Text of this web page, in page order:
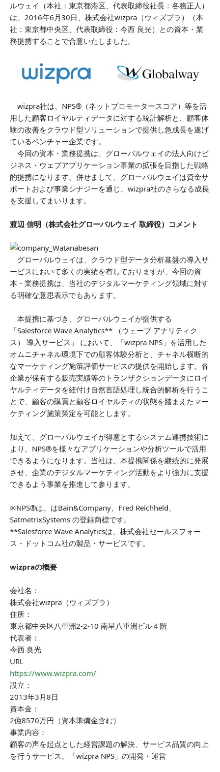
ルウェイ（本社：東京都港区、代表取締役社長：各務正人）
は、2016年6月30日、株式会社wizpra（ウィズプラ）（本
社：東京都中央区、代表取締役：今西 良光）との資本・業
務提携することで合意いたしました。
wizpra社は、NPS®（ネットプロモータースコア）等を活
用した顧客ロイヤルティデータに対する統計解析と、顧客体
験の改善をクラウド型ソリューションで提供し急成長を遂げ
ているベンチャー企業です。
今回の資本・業務提携は、グローバルウェイの法人向けビ
ジネス・ウェブアプリケーション事業の拡張を目指した戦略
的提携になります。併せまして、グローバルウェイは資金サ
ポートおよび事業シナジーを通じ、wizpra社のさらなる成長
を支援してまいります。
渡辺 信明（株式会社グローバルウェイ 取締役）コメント
グローバルウェイは、クラウド型データ分析基盤の導入サ
ービスにおいて多くの実績を有しておりますが、今回の資
本・業務提携は、当社のデジタルマーケティング領域に対す
る明確な意思表示でもあります。
本提携に基づき、グローバルウェイが提供する
「Salesforce Wave Analytics** （ウェーブ アナリティク
ス） 導入サービス」 において、「wizpra NPS」を活用した
オムニチャネル環境下での顧客体験分析と、チャネル横断的
なマーケティング施策評価サービスの提供を開始します。各
企業が保有する販売実績等のトランザクションデータにロイ
ヤルティデータを紐付け自然言語処理し統合的解析を行うこ
とで、顧客の購買と顧客ロイヤルティの状態を踏まえたマー
ケティング施策策定を可能とします。
加えて、グローバルウェイが得意とするシステム連携技術に
より、NPS®を様々なアプリケーションや分析ツールで活用
できるようになります。当社は、本提携関係を継続的に発展
させ、企業のデジタルマーケティング活動をより強力に支援
できるよう事業を推進して参ります。
※NPS®は、はBain&Company、Fred Reichheld、
SatmetrixSystems の登録商標です。
**Salesforce Wave Analyticsは、株式会社セールスフォー
ス・ドットコム社の製品・サービスです。
wizpraの概要
会社名：
株式会社wizpra（ウィズプラ）
住所：
東京都中央区八重洲2-2-10 南星八重洲ビル４階
代表者：
今西 良光
URL
https://www.wizpra.com/
設立：
2013年3月8日
資本金：
2億8570万円（資本準備金含む）
事業内容：
顧客の声を起点とした経営課題の解決、サービス品質の向上
を行うサービス、「wizpra NPS」の開発・運営